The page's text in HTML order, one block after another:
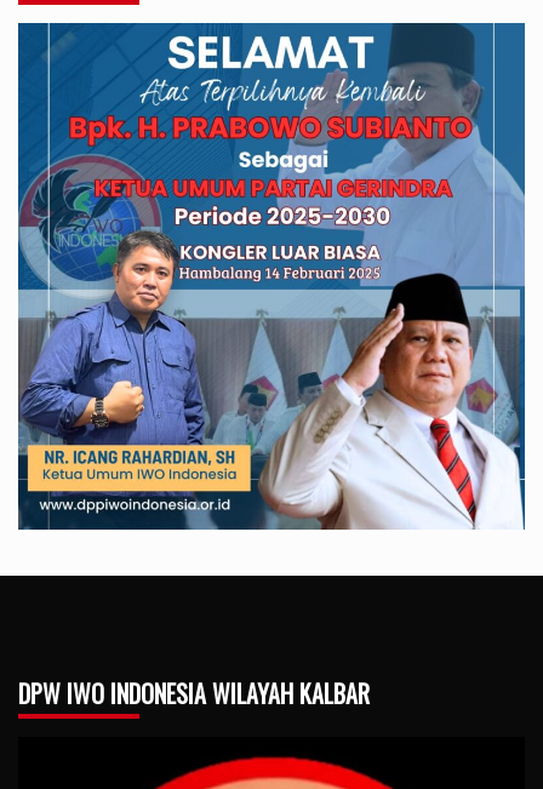
DPW IWO INDONESIA WILAYAH KALBAR